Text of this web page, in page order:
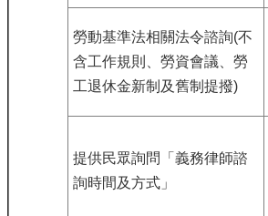
勞動基準法相關法令諮詢(不
含工作規則、勞資會議、勞
工退休金新制及舊制提撥)
提供民眾詢問「義務律師諮
詢時間及方式」